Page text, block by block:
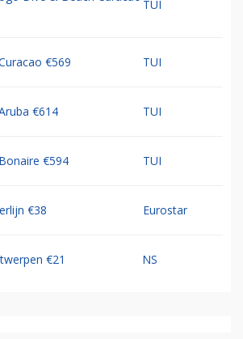
TUI
€569 TUI
€614 TUI
€594 TUI
€38 Eurostar
€21 NS